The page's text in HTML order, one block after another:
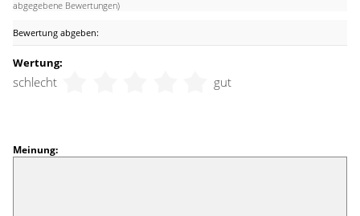
abgegebene Bewertungen)
Bewertung abgeben:
Wertung:
schlecht gut
Meinung: